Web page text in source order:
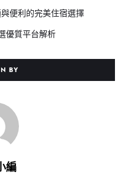
便利的完美住宿選擇
優質平台解析
BY
編